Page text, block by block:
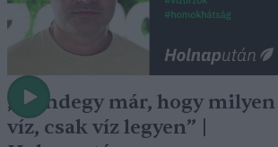
„Mindegy már, hogy milyen
víz, csak víz legyen” |